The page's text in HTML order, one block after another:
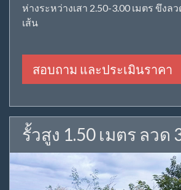
ห่างระหว่างเสา 2.50-3.00 เมตร ขึง
เส้น
สอบถาม และประเมินราคา
รั้วสูง 1.50 เมตร ลวด